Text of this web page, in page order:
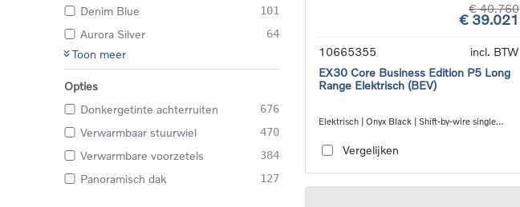
Denim Blue 101
Aurora Silver 64
Toon meer
Opties
Donkergetinte achterruiten
676
Verwarmbaar stuurwiel 470
Verwarmbare voorzetels 384
Panoramisch dak 127
€ 40.760
€ 39.021
10665355
incl. BTW
EX30 Core Business Edition P5 Long
Range Elektrisch (BEV)
Elektrisch | Onyx Black | Shift-by-wire single
Vergelijken